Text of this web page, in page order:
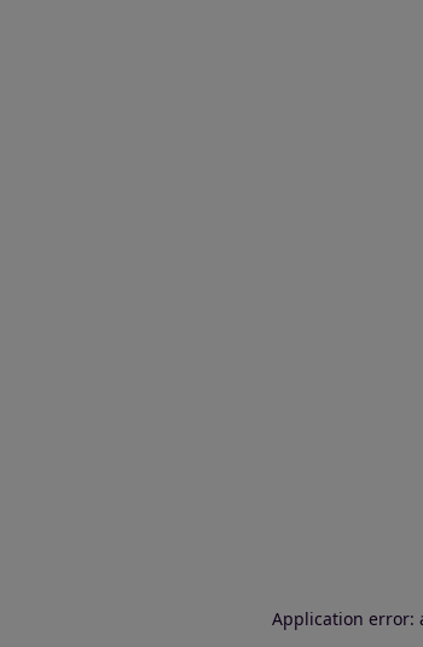
Application error: